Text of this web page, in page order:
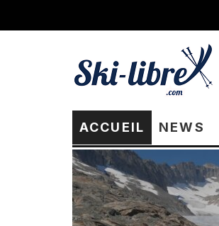
ACCUEIL NEWS